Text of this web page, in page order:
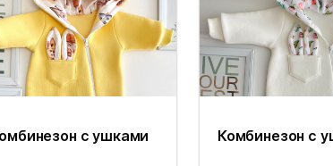
с ушками Комбинезон с